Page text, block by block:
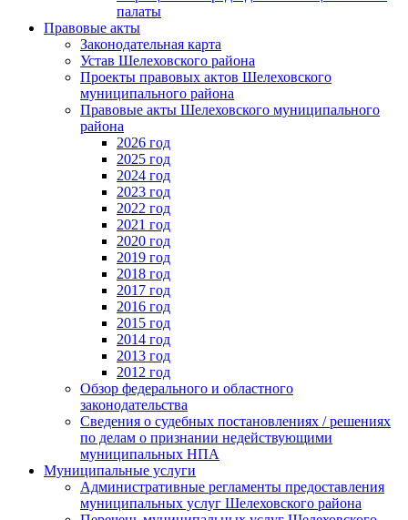
палаты
Правовые акты
Законодательная карта
Устав Шелеховского района
Проекты правовых актов Шелеховского
муниципального района
Правовые акты Шелеховского муниципального
района
2026 год
2025 год
2024 год
2023 год
2022 год
2021 год
2020 год
2019 год
2018 год
2017 год
2016 год
2015 год
2014 год
2013 год
2012 год
Обзор федерального и областного
законодательства
Сведения о судебных постановлениях / решениях
по делам о признании недействующими
муниципальных НПА
Муниципальные услуги
Административные регламенты предоставления
муниципальных услуг Шелеховского района